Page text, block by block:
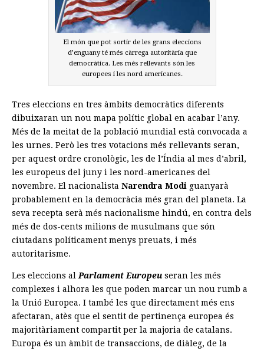
El món que pot sortir de les grans eleccions
d’enguany té més càrrega autoritària que
democràtica. Les més rellevants són les
europees i les nord americanes.
Tres eleccions en tres àmbits democràtics diferents
dibuixaran un nou mapa polític global en acabar l’any.
Més de la meitat de la població mundial està convocada a
les urnes. Però les tres votacions més rellevants seran,
per aquest ordre cronològic, les de l’Índia al mes d’abril,
les europeus del juny i les nord-americanes del
novembre. El nacionalista Narendra Modi guanyarà
probablement en la democràcia més gran del planeta. La
seva recepta serà més nacionalisme hindú, en contra dels
més de dos-cents milions de musulmans que són
ciutadans políticament menys preuats, i més
autoritarisme.
Les eleccions al Parlament Europeu seran les més
complexes i alhora les que poden marcar un nou rumb a
la Unió Europea. I també les que directament més ens
afectaran, atès que el sentit de pertinença europea és
majoritàriament compartit per la majoria de catalans.
Europa és un àmbit de transaccions, de diàleg, de la